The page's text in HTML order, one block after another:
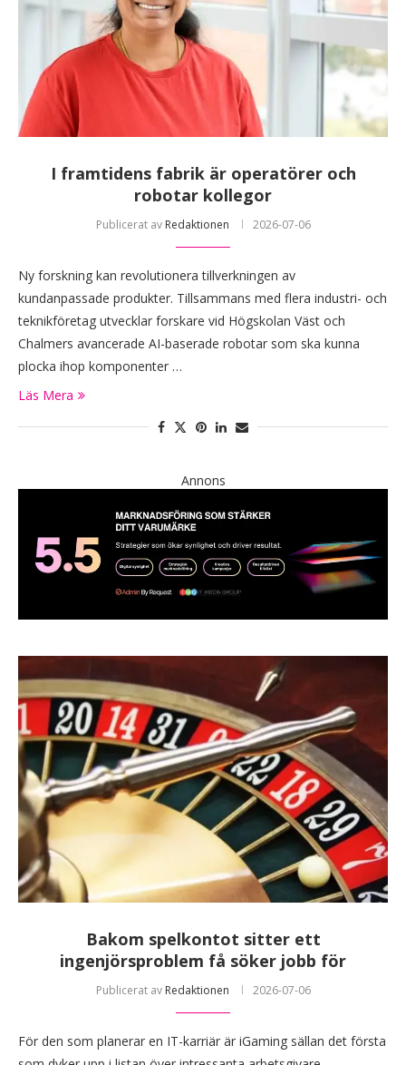
I framtidens fabrik är operatörer och
robotar kollegor
Publicerat av Redaktionen 2026-07-06
Ny forskning kan revolutionera tillverkningen av
kundanpassade produkter. Tillsammans med flera industri- och
teknikföretag utvecklar forskare vid Högskolan Väst och
Chalmers avancerade AI-baserade robotar som ska kunna
plocka ihop komponenter …
Läs Mera
Annons
Bakom spelkontot sitter ett
ingenjörsproblem få söker jobb för
Publicerat av Redaktionen 2026-07-06
För den som planerar en IT-karriär är iGaming sällan det första